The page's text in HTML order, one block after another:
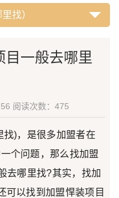
找）
目一般去哪里
阅读次数： 475
找)，是很多加盟者在
个问题，那么找加盟
去哪里找?其实，找加
可以找到加盟悍装项目